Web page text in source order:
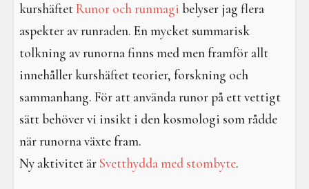
Galdrar
Aktiviteter
kurshäftetRunor och runmagi belyser jag flera
aspekter av runraden. En mycket summarisk
tolkning av runorna finns med men framför allt
innehåller kurshäftet teorier, forskning och
sammanhang. För att använda runor på ett vettigt
sätt behöver vi insikt i den kosmologi som rådde
när runorna växte fram.
Ny aktivitet är Svetthydda med stombyte.